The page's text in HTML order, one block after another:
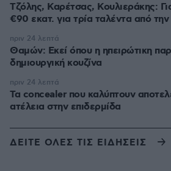
Τζόλης, Καρέτσας, Κουλιεράκης:
€90 εκατ. για τρία ταλέντα από
Θαμών: Εκεί όπου η ηπειρώτικη
δημιουργική κουζίνα
πριν 24 λεπτά
Τα concealer που καλύπτουν
ατέλεια στην επιδερμίδα
πριν 24 λεπτά
ΔΕΙΤΕ ΟΛΕΣ ΤΙΣ ΕΙΔΗΣΕΙΣ